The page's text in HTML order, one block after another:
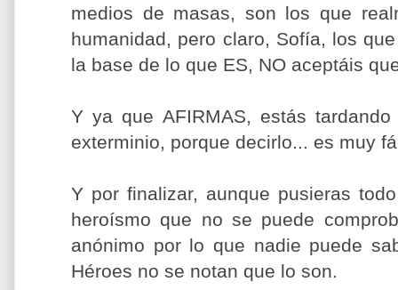
medios de masas, son los que
humanidad, pero claro, Sofía, los
la base de lo que ES, NO aceptáis
Y ya que AFIRMAS, estás
exterminio, porque decirlo... es muy
Y por finalizar, aunque pusieras
heroísmo que no se puede
anónimo por lo que nadie puede
Héroes no se notan que lo son.